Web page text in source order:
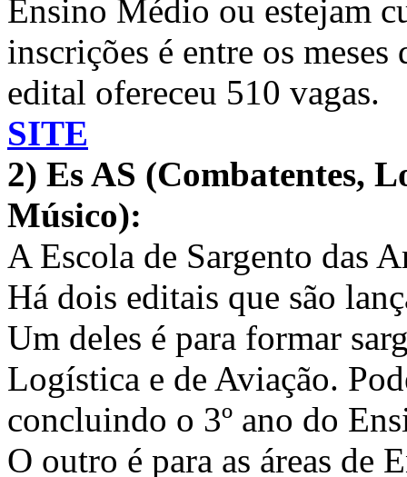
Ensino Médio ou estejam
inscrições é entre os
edital ofereceu 510 vagas.
SITE
2) Es AS (Combatentes,
Músico):
A Escola de Sargento das
Há dois editais que são
Um deles é para formar
Logística e de Aviação.
concluindo o 3º ano do
O outro é para as áreas de